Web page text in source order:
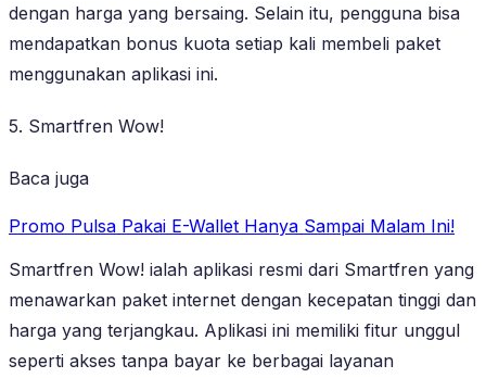
dengan harga yang bersaing. Selain itu, pengguna bisa
mendapatkan bonus kuota setiap kali membeli paket
menggunakan aplikasi ini.
5. Smartfren Wow!
Baca juga
Promo Pulsa Pakai E-Wallet Hanya Sampai Malam Ini!
Smartfren Wow! ialah aplikasi resmi dari Smartfren yang
menawarkan paket internet dengan kecepatan tinggi dan
harga yang terjangkau. Aplikasi ini memiliki fitur unggul
seperti akses tanpa bayar ke berbagai layanan